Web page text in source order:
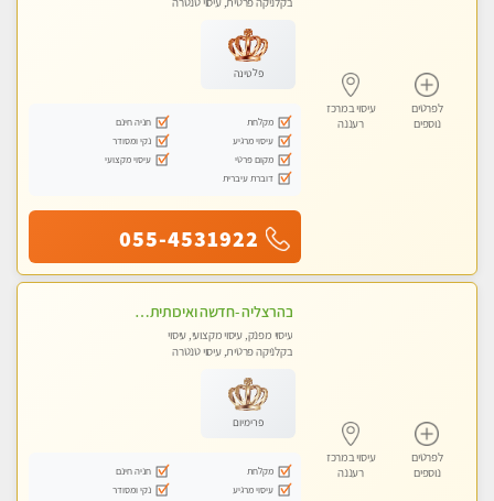
לפרטים
נוספים
עיסוי במרכז
רעננה
פלטינה
מקלחת
חניה חינם
עיסוי מרגיע
נקי ומסודר
מקום פרטי
עיסוי מקצועי
דוברת עיברית
055-4531922
לפרטים
נוספים
עיסוי במרכז
רעננה
בהרצליה -חדשה ואיכותית במקום נקי ומסודר מומלץ מאוד! מומלץ !!אירוח ברמה אחרת ...כולל שתיה חמה/קרה + בקבוק מים
עיסוי מפנק, עיסוי מקצועי, עיסוי
בקלניקה פרטית, עיסוי טנטרה
פרימיום
מקלחת
חניה חינם
עיסוי מרגיע
נקי ומסודר